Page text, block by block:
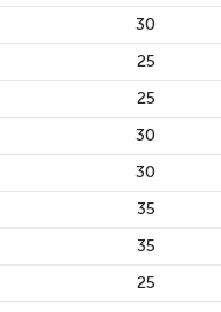
30
25
25
30
30
35
35
25